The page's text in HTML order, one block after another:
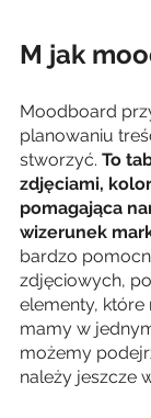
M jak
Moodboard
planowaniu
stworzyć. To
zdjęciami,
pomagająca
wizerunek
bardzo
zdjęciowych,
elementy, które
mamy w
możemy
należy jeszcze